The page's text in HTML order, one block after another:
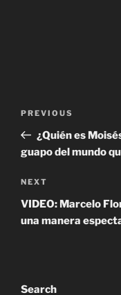
Previous
Post
PREVIOUS
¿Quién es
guapo del mundo
Next
Post
NEXT
VIDEO: Marcelo
una manera
Search